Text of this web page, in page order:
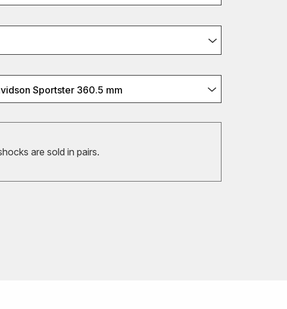
Sportster 360.5 mm
are sold in pairs.